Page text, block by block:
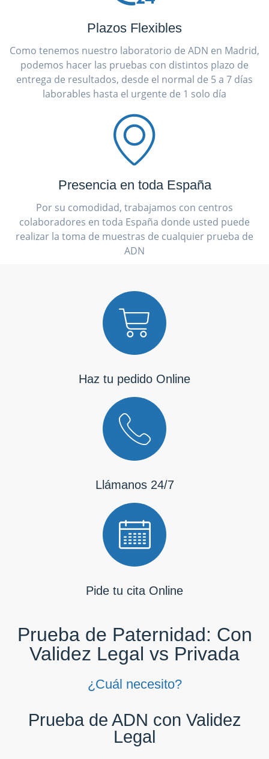
Plazos Flexibles
Como tenemos nuestro laboratorio de ADN en Madrid,
podemos hacer las pruebas con distintos plazo de
entrega de resultados, desde el normal de 5 a 7 días
laborables hasta el urgente de 1 solo día
Presencia en toda España
Por su comodidad, trabajamos con centros
colaboradores en toda España donde usted puede
realizar la toma de muestras de cualquier prueba de
ADN
Haz tu pedido Online
Llámanos 24/7
Pide tu cita Online
Prueba de Paternidad: Con
Validez Legal vs Privada
¿Cuál necesito?
Prueba de ADN con Validez
Legal